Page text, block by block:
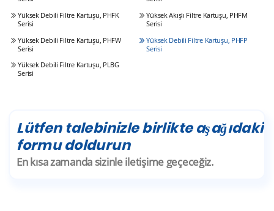
Yüksek Debili Filtre Kartuşu, PHFK
Serisi
Yüksek Akışlı Filtre Kartuşu, PHFM
Serisi
Yüksek Debili Filtre Kartuşu, PHFW
Serisi
Yüksek Debili Filtre Kartuşu, PHFP
Serisi
Yüksek Debili Filtre Kartuşu, PLBG
Serisi
Lütfen talebinizle birlikte aşağıdaki
formu doldurun
En kısa zamanda sizinle iletişime geçeceğiz.